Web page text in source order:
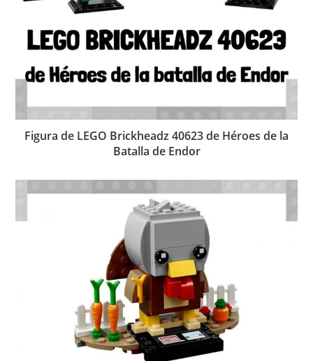
Figura de LEGO Brickheadz 40623 de Héroes de la
Batalla de Endor